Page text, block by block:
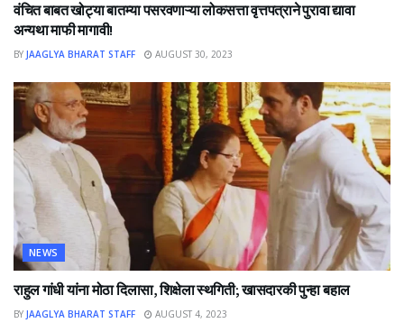
वंचित बाबत खोट्या बातम्या पसरवणाऱ्या लोकसत्ता वृत्तपत्राने पुरावा द्यावा
अन्यथा माफी मागावी!
BY JAAGLYA BHARAT STAFF AUGUST 30, 2023
NEWS
राहुल गांधी यांना मोठा दिलासा, शिक्षेला स्थगिती; खासदारकी पुन्हा बहाल
BY JAAGLYA BHARAT STAFF AUGUST 4, 2023